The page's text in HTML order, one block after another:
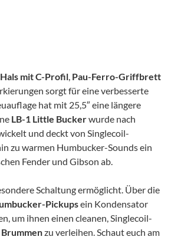
mit C-Profil, Pau-Ferro-Griffbrett
sorgt für eine verbesserte
hat mit 25,5″ eine längere
LB-1 Little Buckerwurde nach
und deckt von Singlecoil-
zu warmen Humbucker-Sounds ein
Fender und Gibson ab.
Schaltung ermöglicht. Über die
Pickupsein Kondensator
um ihnen einen cleanen, Singlecoil-
zu verleihen. Schaut euch am